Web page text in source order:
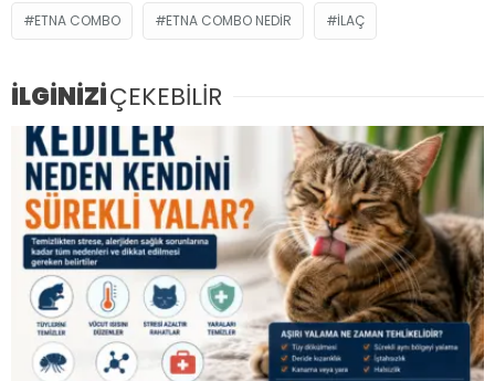
ETNA COMBO ETNA COMBO NEDIR ILAÇ
İLGİNİZİÇEKEBİLİR